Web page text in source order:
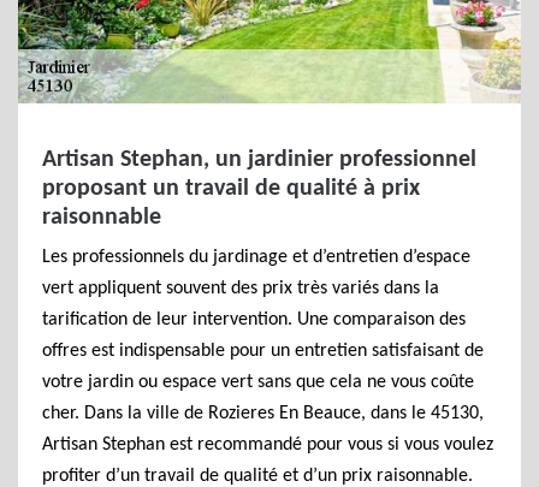
Artisan Stephan, un jardinier professionnel
proposant un travail de qualité à prix
raisonnable
Les professionnels du jardinage et d’entretien d’espace
vert appliquent souvent des prix très variés dans la
tarification de leur intervention. Une comparaison des
offres est indispensable pour un entretien satisfaisant de
votre jardin ou espace vert sans que cela ne vous coûte
cher. Dans la ville de Rozieres En Beauce, dans le 45130,
Artisan Stephan est recommandé pour vous si vous voulez
profiter d’un travail de qualité et d’un prix raisonnable.